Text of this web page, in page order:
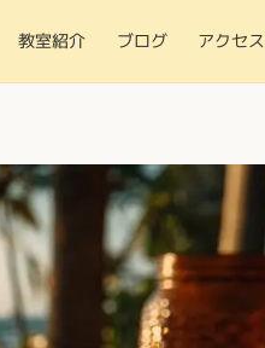
教室紹介 ブログ アクセス